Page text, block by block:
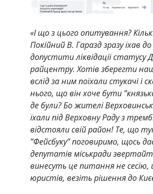
«І що з цього опитування?
Покійний В. Гаразд зразу їхав
допустити ліквідації статусу
райцентру. Хотів зберегти
вслід за ним поїхали стукачі і
нього, що він хоче бути
де були? Бо жителі
їхали під Верховну Раду з
відстояли свій район! Те, що
”Фейсбуку” поговиримо, щось
депутатів міськради
винесуть це питання не
юристів, везіть рішення до